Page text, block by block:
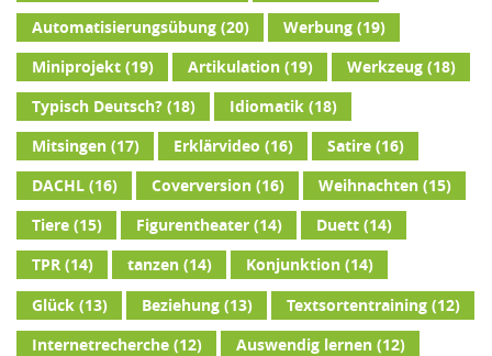
Automatisierungsübung(20) Werbung(19)
Miniprojekt(19) Artikulation(19) Werkzeug(18)
Typisch Deutsch?(18) Idiomatik(18)
Mitsingen(17) Erklärvideo (16) Satire(16)
DACHL(16) Coverversion(16) Weihnachten(15)
Tiere(15) Figurentheater(14) Duett(14)
TPR(14) tanzen(14) Konjunktion(14)
Glück(13) Beziehung(13) Textsortentraining(12)
Internetrecherche(12) Auswendig lernen(12)